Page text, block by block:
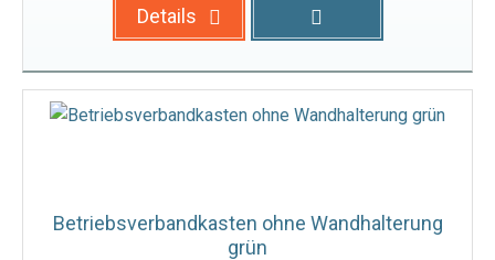
Details
Betriebsverbandkasten ohne Wandhalterung
grün